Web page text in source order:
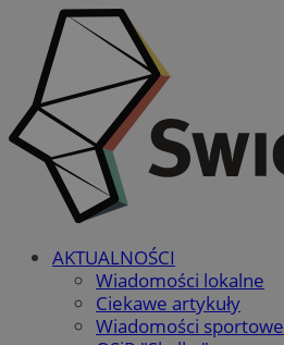
AKTUALNOŚCI
Wiadomości lokalne
Ciekawe artykuły
Wiadomości sportowe